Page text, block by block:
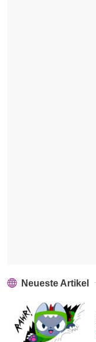
Neueste Artikel